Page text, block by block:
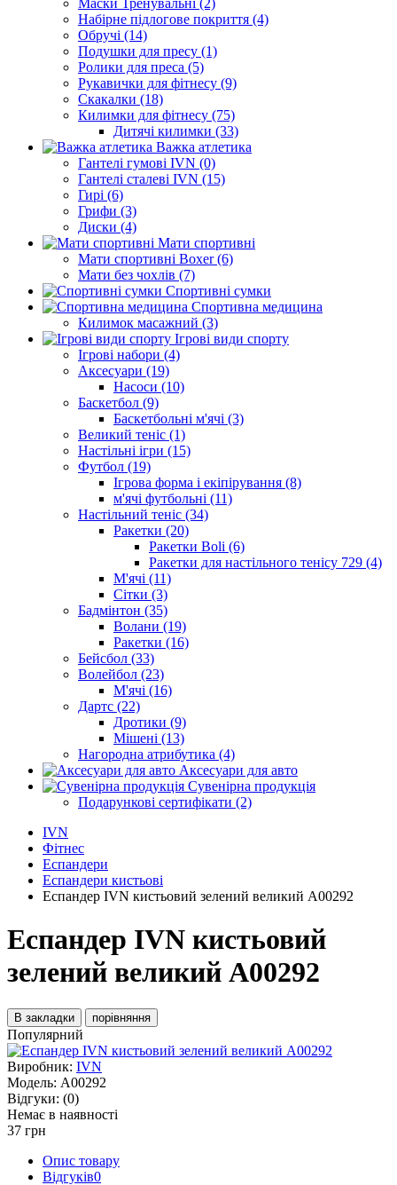
Маски Тренувальні (2)
Набірне підлогове покриття (4)
Обручі (14)
Подушки для пресу (1)
Ролики для преса (5)
Рукавички для фітнесу (9)
Скакалки (18)
Килимки для фітнесу (75)
Дитячі килимки (33)
Важка атлетика
Гантелі гумові IVN (0)
Гантелі сталеві IVN (15)
Гирі (6)
Грифи (3)
Диски (4)
Мати спортивні
Мати спортивні Boxer (6)
Мати без чохлів (7)
Спортивні сумки
Спортивна медицина
Килимок масажний (3)
Ігрові види спорту
Ігрові набори (4)
Аксесуари (19)
Насоси (10)
Баскетбол (9)
Баскетбольні м'ячі (3)
Великий теніс (1)
Настільні ігри (15)
Футбол (19)
Ігрова форма і екіпірування (8)
м'ячі футбольні (11)
Настільний теніс (34)
Ракетки (20)
Ракетки Boli (6)
Ракетки для настільного тенісу 729 (4)
М'ячі (11)
Сітки (3)
Бадмінтон (35)
Волани (19)
Ракетки (16)
Бейсбол (33)
Волейбол (23)
М'ячі (16)
Дартс (22)
Дротики (9)
Мішені (13)
Нагородна атрибутика (4)
Аксесуари для авто
Сувенірна продукція
Подарункові сертифікати (2)
IVN
Фітнес
Еспандери
Еспандери кистьові
Еспандер IVN кистьовий зелений великий А00292
Еспандер IVN кистьовий
зелений великий А00292
В закладки порівняння
Популярний
Виробник: IVN
Модель: А00292
Відгуки: (0)
Немає в наявності
37 грн
Опис товару
Відгуків0